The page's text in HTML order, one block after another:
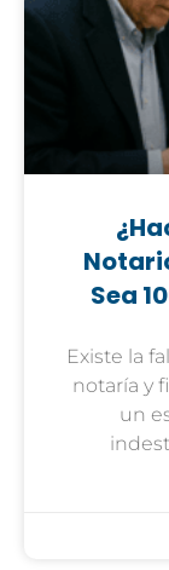
Sea
Existe la
notaría y
un